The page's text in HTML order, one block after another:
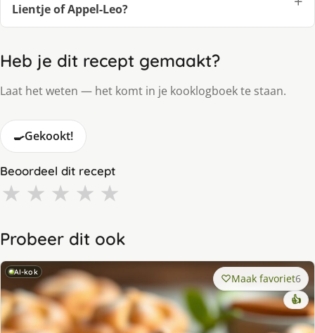
Lientje of Appel-Leo?
Heb je dit recept gemaakt?
Laat het weten — het komt in je kooklogboek te staan.
🍳Gekookt!
Beoordeel dit recept
★ ★ ★ ★ ★
Probeer dit ook
AI-kok Maak favoriet6
👍